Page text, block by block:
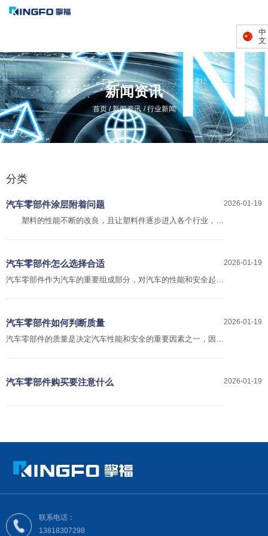
中
文
新闻资讯
首页 /新闻资讯 /行业新闻
分类
2026-01-19
汽车零部件涂层附着问题
塑料的性能不断的改良，且让塑料件逐步进入各个行业，如
2026-01-19
汽车零部件怎么选择合适
汽车零部件作为汽车的重要组成部分，对汽车的性能和安全起着
2026-01-19
汽车零部件如何判断质量
汽车零部件的质量是决定汽车性能和安全的重要因素之一，因此
如何判断汽车零部件的质量
2026-01-19
汽车零部件购买要注意什么
联系电话：
13818307298